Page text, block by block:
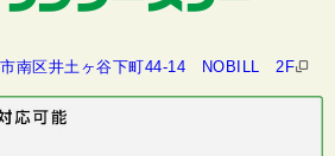
市南区井土ヶ谷下町44-14 NOBILL 2F